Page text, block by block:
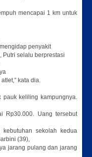
mencapai 1 km untuk
penyakit
Putri selalu berprestasi
kata dia.
keliling kampungnya.
Rp30.000. Uang tersebut
sekolah kedua
(39),
jarang pulang dan jarang